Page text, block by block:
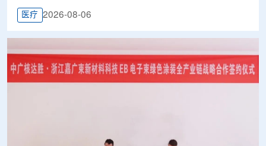
目同步启动
医疗 2026-08-06